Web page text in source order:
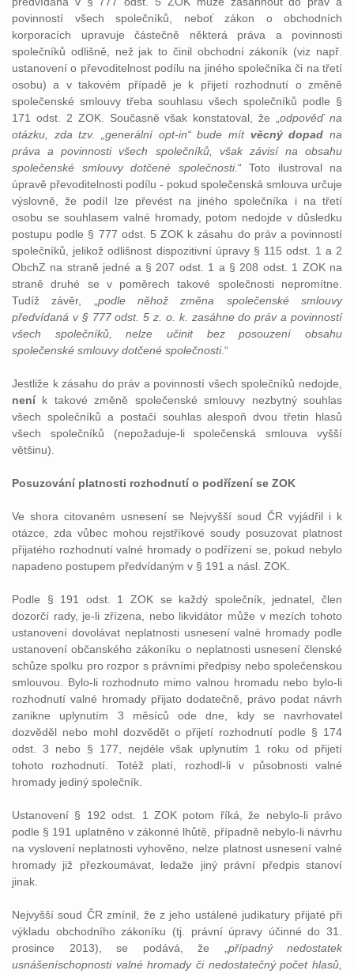
povinností všech společníků, neboť zákon o obchodních
korporacích upravuje částečně některá práva a povinnosti
společníků odlišně, než jak to činil obchodní zákoník (viz např.
ustanovení o převoditelnost podílu na jiného společníka či na třetí
osobu) a v takovém případě je k přijetí rozhodnutí o změně
společenské smlouvy třeba souhlasu všech společníků podle §
171 odst. 2 ZOK. Současně však konstatoval, že „odpověď na
otázku, zda tzv. „generální opt-in“ bude mít věcný dopad na
práva a povinnosti všech společníků, však závisí na obsahu
společenské smlouvy dotčené společnosti.“ Toto ilustroval na
úpravě převoditelnosti podílu - pokud společenská smlouva určuje
výslovně, že podíl lze převést na jiného společníka i na třetí
osobu se souhlasem valné hromady, potom nedojde v důsledku
postupu podle § 777 odst. 5 ZOK k zásahu do práv a povinností
společníků, jelikož odlišnost dispozitivní úpravy § 115 odst. 1 a 2
ObchZ na straně jedné a § 207 odst. 1 a § 208 odst. 1 ZOK na
straně druhé se v poměrech takové společnosti nepromítne.
Tudíž závěr, „ podle něhož změna společenské smlouvy
předvídaná v § 777 odst. 5 z. o. k. zasáhne do práv a povinností
všech společníků, nelze učinit bez posouzení obsahu
společenské smlouvy dotčené společnosti.“
Jestliže k zásahu do práv a povinností všech společníků nedojde,
není k takové změně společenské smlouvy nezbytný souhlas
všech společníků a postačí souhlas alespoň dvou třetin hlasů
všech společníků (nepožaduje-li společenská smlouva vyšší
většinu).
Posuzování platnosti rozhodnutí o podřízení se ZOK
Ve shora citovaném usnesení se Nejvyšší soud ČR vyjádřil i k
otázce, zda vůbec mohou rejstříkové soudy posuzovat platnost
přijatého rozhodnutí valné hromady o podřízení se, pokud nebylo
napadeno postupem předvídaným v § 191 a násl. ZOK.
Podle § 191 odst. 1 ZOK se každý společník, jednatel, člen
dozorčí rady, je-li zřízena, nebo likvidátor může v mezích tohoto
ustanovení dovolávat neplatnosti usnesení valné hromady podle
ustanovení občanského zákoníku o neplatnosti usnesení členské
schůze spolku pro rozpor s právními předpisy nebo společenskou
smlouvou. Bylo-li rozhodnuto mimo valnou hromadu nebo bylo-li
rozhodnutí valné hromady přijato dodatečně, právo podat návrh
zanikne uplynutím 3 měsíců ode dne, kdy se navrhovatel
dozvěděl nebo mohl dozvědět o přijetí rozhodnutí podle § 174
odst. 3 nebo § 177, nejdéle však uplynutím 1 roku od přijetí
tohoto rozhodnutí. Totéž platí, rozhodl-li v působnosti valné
hromady jediný společník.
Ustanovení § 192 odst. 1 ZOK potom říká, že nebylo-li právo
podle § 191 uplatněno v zákonné lhůtě, případně nebylo-li návrhu
na vyslovení neplatnosti vyhověno, nelze platnost usnesení valné
hromady již přezkoumávat, ledaže jiný právní předpis stanoví
jinak.
Nejvyšší soud ČR zmínil, že z jeho ustálené judikatury přijaté při
výkladu obchodního zákoníku (tj. právní úpravy účinné do 31.
prosince 2013), se podává, že „ případný nedostatek
usnášeníschopnosti valné hromady či nedostatečný počet hlasů,